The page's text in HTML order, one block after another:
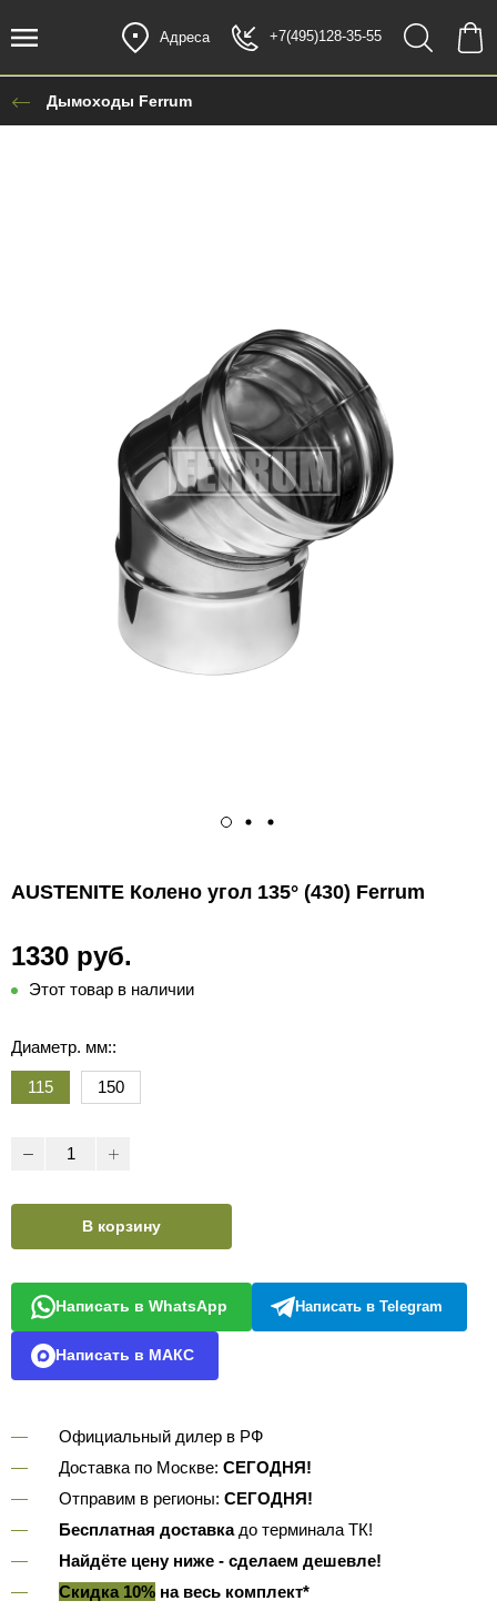
Адреса +7(495)128-35-55
Дымоходы Ferrum
AUSTENITE Колено угол 135° (430) Ferrum
1330 руб.
Этот товар в наличии
Диаметр. мм::
115 150
В корзину
Написать в WhatsApp Написать в Telegram
Написать в МАКС
Официальный дилер в РФ
Доставка по Москве: СЕГОДНЯ!
Отправим в регионы: СЕГОДНЯ!
Бесплатная доставкадо терминала ТК!
Найдёте цену ниже - сделаем дешевле!
Скидка 10%на весь комплект*